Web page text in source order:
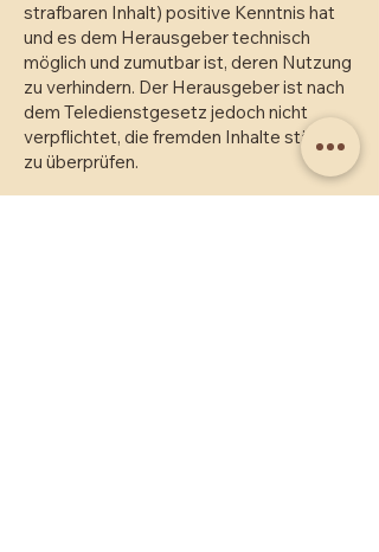
strafbaren Inhalt) positive Kenntnis hat
und es dem Herausgeber technisch
möglich und zumutbar ist, deren Nutzung
zu verhindern. Der Herausgeber ist nach
dem Teledienstgesetz jedoch nicht
verpflichtet, die fremden Inhalte ständig
zu überprüfen.